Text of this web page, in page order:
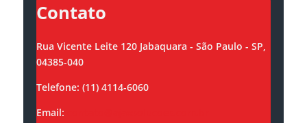
Contato
Rua Vicente Leite 120 Jabaquara - São Paulo - SP,
04385-040
Telefone: (11) 4114-6060
Email: